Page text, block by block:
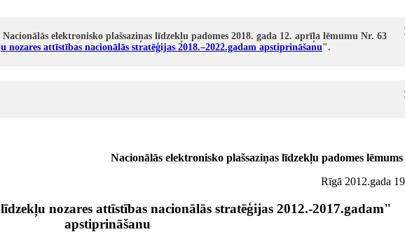
elektronisko plašsaziņas līdzekļu padomes 2018. gada 12. aprīļa lēmumu Nr. 63
nozares attīstības nacionālās stratēģijas 2018.–2022.gadam apstiprināšanu".
Nacionālās elektronisko plašsaziņas līdzekļu padomes
Rīgā 2012.gada
nozares attīstības nacionālās stratēģijas 2012.-2017.gadam"
apstiprināšanu